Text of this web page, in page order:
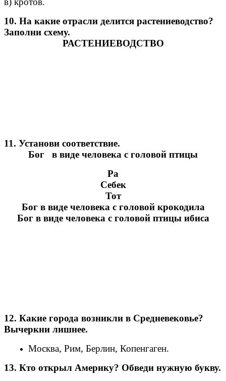
10. На какие отрасли делится растениеводство?
Заполни схему.
РАСТЕНИЕВОДСТВО
11. Установи соответствие.
Бог в виде человека с головой птицы
Ра
Себек
Тот
Бог в виде человека с головой крокодила
Бог в виде человека с головой птицы ибиса
12. Какие города возникли в Средневековье?
Вычеркни лишнее.
Москва, Рим, Берлин, Копенгаген.
13. Кто открыл Америку? Обведи нужную букву.